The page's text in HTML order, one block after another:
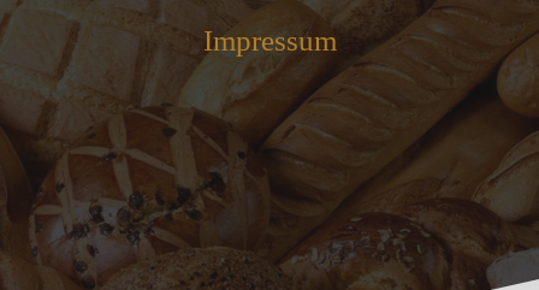
Impressum